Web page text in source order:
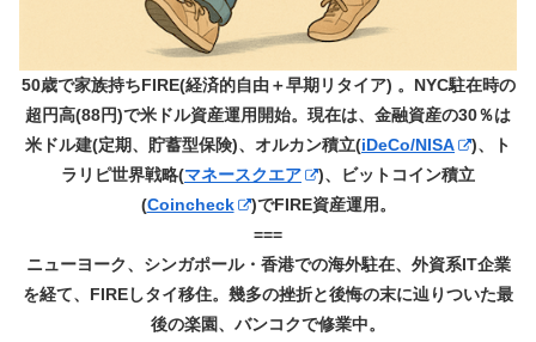
50歳で家族持ちFIRE(経済的自由＋早期リタイア) 。NYC駐在時の
超円高(88円)で米ドル資産運用開始。現在は、金融資産の30％は
米ドル建(定期、貯蓄型保険)、オルカン積立(iDeCo/NISA
)、ト
ラリピ世界戦略(マネースクエア
)、ビットコイン積立
(Coincheck
)でFIRE資産運用。
===
ニューヨーク、シンガポール・香港での海外駐在、外資系IT企業
を経て、FIREしタイ移住。幾多の挫折と後悔の末に辿りついた最
後の楽園、バンコクで修業中。